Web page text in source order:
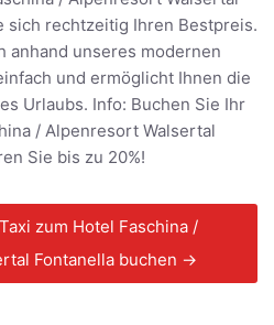
sich rechtzeitig Ihren Bestpreis.
anhand unseres modernen
und ermöglicht Ihnen die
Urlaubs. Info: Buchen Sie Ihr
/ Alpenresort Walsertal
Sie bis zu 20%!
zum Hotel Faschina /
Fontanella buchen →